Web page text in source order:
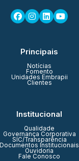
Principais
Notícias
Fomento
Unidades Embrapii
Clientes
Institucional
Qualidade
Governança Corporativa
SIC/Transparência
Documentos Institucionais
Ouvidoria
Fale Conosco